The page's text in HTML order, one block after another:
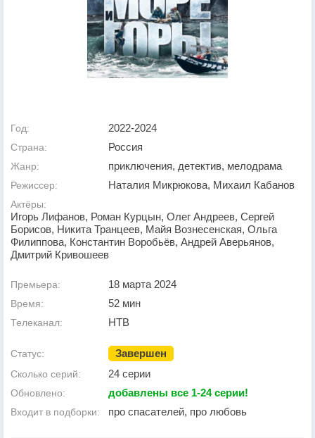
Год: 2022-2024
Страна: Россия
Жанр: приключения, детектив, мелодрама
Режиссер: Наталия Микрюкова, Михаил Кабанов
Актёры:
Игорь Лифанов, Роман Курцын, Олег Андреев, Сергей
Борисов, Никита Транцеев, Майя Вознесенская, Ольга
Филиппова, Константин Воробьёв, Андрей Аверьянов,
Дмитрий Кривошеев
Премьера: 18 марта 2024
Время: 52 мин
Телеканал: НТВ
Статус: Завершен
Сколько серий: 24 серии
Обновлено: добавлены все 1-24 серии!
Входит в подборки: про спасателей, про любовь